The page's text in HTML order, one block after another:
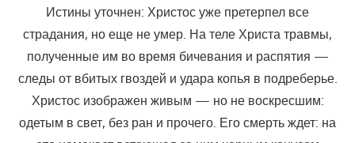
Истины уточнен: Христос уже претерпел все
страдания, но еще не умер. На теле Христа травмы,
полученные им во время бичевания и распятия —
следы от вбитых гвоздей и удара копья в подреберье.
Христос изображен живым — но не воскресшим:
одетым в свет, без ран и прочего. Его смерть ждет: на